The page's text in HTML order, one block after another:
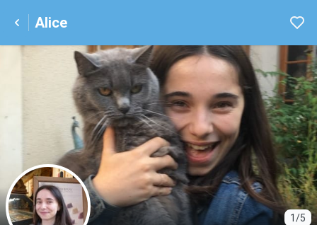
Alice
1/5
A